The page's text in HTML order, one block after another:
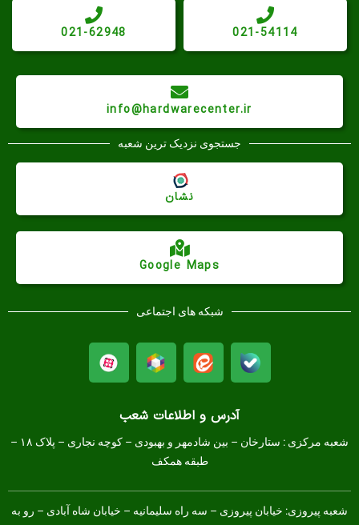
آدرس و اطلاعات شعب
شعبه مرکزی :
ستارخان – بین شادمهر و بهبودی – کوچه نجاری – پلاک ۱۸ –
طبقه همکف
شعبه پیروزی: خیابان پیروزی – سه راه سلیمانیه – خیابان شاه آبادی – رو به
021-54114
021-62948
info@hardwarecenter.ir
جستجوی نزدیک ترین شعبه
Google Maps
نشان
شبکه های اجتماعی